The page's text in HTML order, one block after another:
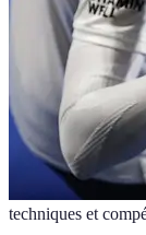
techniques et